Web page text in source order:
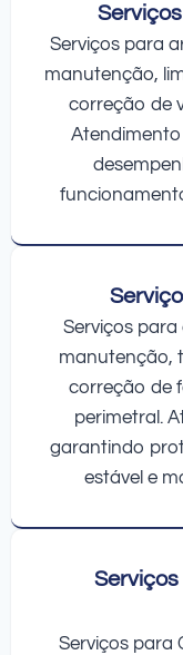
Serviços para
manutenção,
correção de
Serviços
manutenção,
correção de
perimetral.
garantindo
estável e
Serviços para